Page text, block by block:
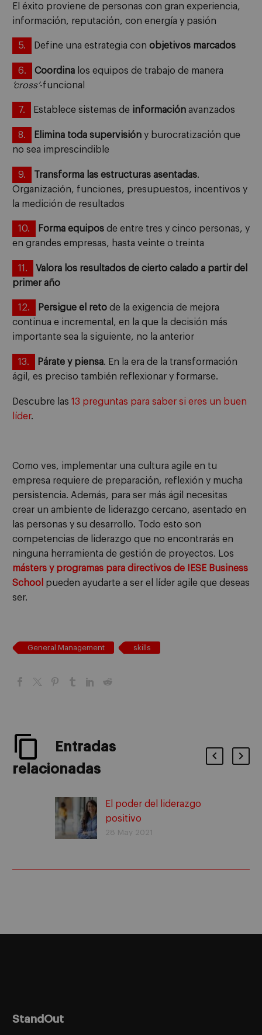
El éxito proviene de personas con gran experiencia,
información, reputación, con energía y pasión
5. Define una estrategia con objetivos marcados
6. Coordina los equipos de trabajo de manera
‘cross’-funcional
7. Establece sistemas de información avanzados
8. Elimina toda supervisión y burocratización que
no sea imprescindible
9. Transforma las estructuras asentadas.
Organización, funciones, presupuestos, incentivos y
la medición de resultados
10. Forma equipos de entre tres y cinco personas, y
en grandes empresas, hasta veinte o treinta
11.
Valora los resultados de cierto calado a partir del
primer año
12. Persigue el reto de la exigencia de mejora
continua e incremental, en la que la decisión más
importante sea la siguiente, no la anterior
13. Párate y piensa. En la era de la transformación
ágil, es preciso también reflexionar y formarse.
Descubre las 13 preguntas para saber si eres un buen
líder.
Como ves, implementar una cultura agile en tu
empresa requiere de preparación, reflexión y mucha
persistencia. Además, para ser más ágil necesitas
crear un ambiente de liderazgo cercano, asentado en
las personas y su desarrollo. Todo esto son
competencias de liderazgo que no encontrarás en
ninguna herramienta de gestión de proyectos. Los
másters y programas para directivos de IESE Business
School pueden ayudarte a ser el líder agile que deseas
ser.
General Management skills
Entradas
relacionadas
El poder del liderazgo
positivo
28 May 2021
StandOut